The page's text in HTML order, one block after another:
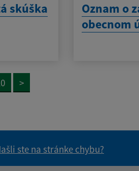
skúška
Oznam o
obecnom
>
ste na stránke chybu?